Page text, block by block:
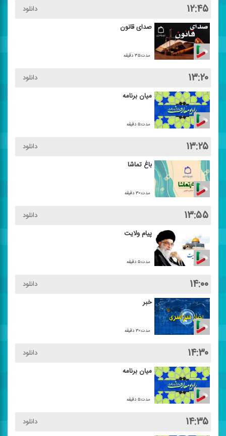
۱۲:۴۵
دانلود
صدای قانون
مدت:۳۵ دقیقه
۱۳:۲۰
دانلود
میان برنامه
مدت:۵ دقیقه
۱۳:۲۵
دانلود
باغ تماشا
مدت:۳۰ دقیقه
۱۳:۵۵
دانلود
پیام ولایت
مدت:۵ دقیقه
۱۴:۰۰
دانلود
خبر
مدت:۳۰ دقیقه
۱۴:۳۰
دانلود
میان برنامه
مدت:۵ دقیقه
۱۴:۳۵
دانلود